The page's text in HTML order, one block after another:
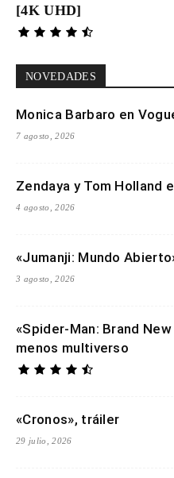
[4K UHD]
NOVEDADES
Monica Barbaro en
7 agosto, 2026
Zendaya y Tom Holland
4 agosto, 2026
«Jumanji: Mundo
3 agosto, 2026
«Spider-Man: Brand
menos multiverso
«Cronos», tráiler
29 julio, 2026